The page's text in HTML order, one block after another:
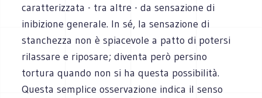
caratterizzata - tra altre - da sensazione di
inibizione generale. In sé, la sensazione di
stanchezza non è spiacevole a patto di potersi
rilassare e riposare; diventa però persino
tortura quando non si ha questa possibilità.
Questa semplice osservazione indica il senso